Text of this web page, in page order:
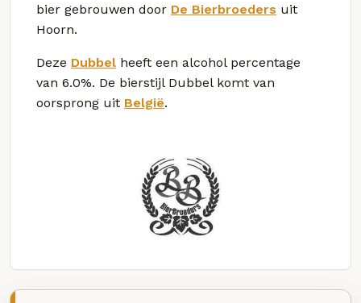
bier gebrouwen door De Bierbroeders uit
Hoorn.
Deze Dubbel heeft een alcohol percentage
van 6.0%. De bierstijl Dubbel komt van
oorsprong uit België.